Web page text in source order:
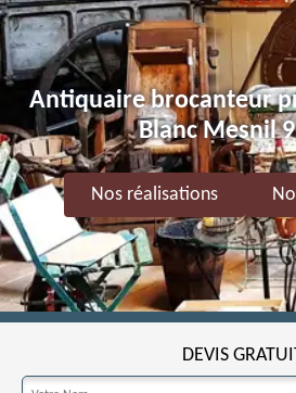
Antiquaire brocanteur
Blanc Mesnil
Nos réalisations
DEVIS